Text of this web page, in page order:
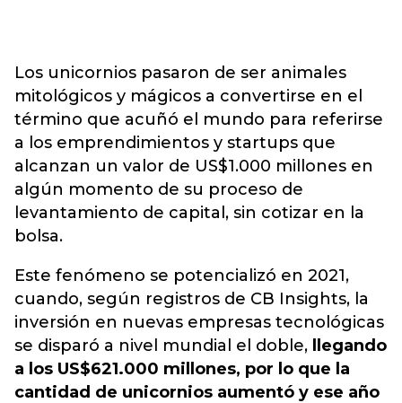
Los unicornios pasaron de ser animales
mitológicos y mágicos a convertirse en el
término que acuñó el mundo para referirse
a los emprendimientos y startups que
alcanzan un valor de US$1.000 millones en
algún momento de su proceso de
levantamiento de capital, sin cotizar en la
bolsa.
Este fenómeno se potencializó en 2021,
cuando, según registros de CB Insights, la
inversión en nuevas empresas tecnológicas
se disparó a nivel mundial el doble,
llegando
a los US$621.000 millones, por lo que la
cantidad de unicornios aumentó y ese año